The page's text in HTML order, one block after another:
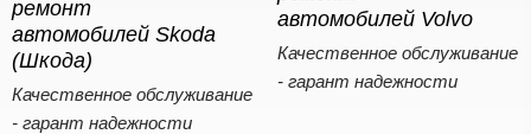
ремонт
автомобилей Skoda
(Шкода)
Качественное обслуживание
- гарант надежности
автомобилей Volvo
Качественное обслуживание
- гарант надежности